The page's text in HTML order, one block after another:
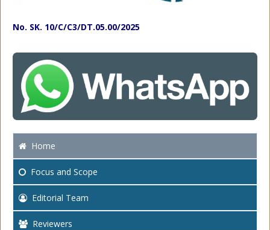
No. SK. 10/C/C3/DT.05.00/2025
Home
Focus and Scope
Editorial Team
Reviewers